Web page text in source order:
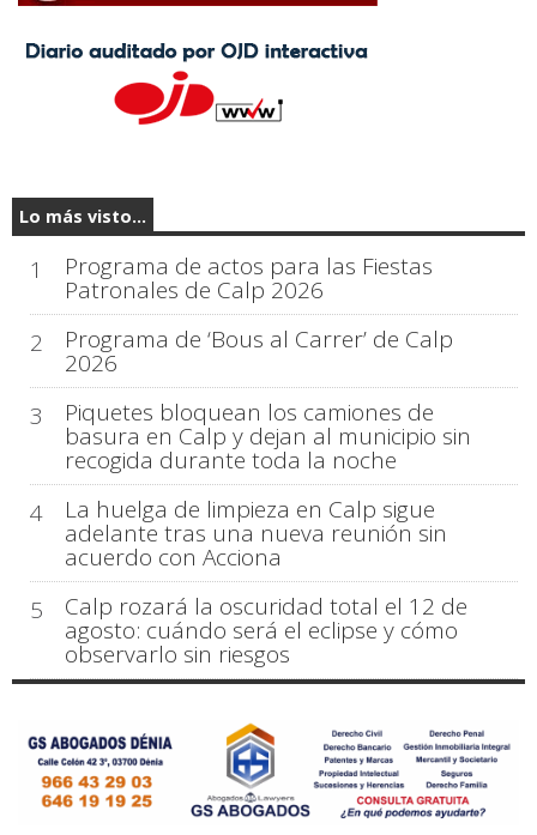
Lo más visto...
1 Programa de actos para las Fiestas
Patronales de Calp 2026
2
Programa de ‘Bous al Carrer’ de Calp
2026
3
Piquetes bloquean los camiones de
basura en Calp y dejan al municipio sin
recogida durante toda la noche
4
La huelga de limpieza en Calp sigue
adelante tras una nueva reunión sin
acuerdo con Acciona
5
Calp rozará la oscuridad total el 12 de
agosto: cuándo será el eclipse y cómo
observarlo sin riesgos